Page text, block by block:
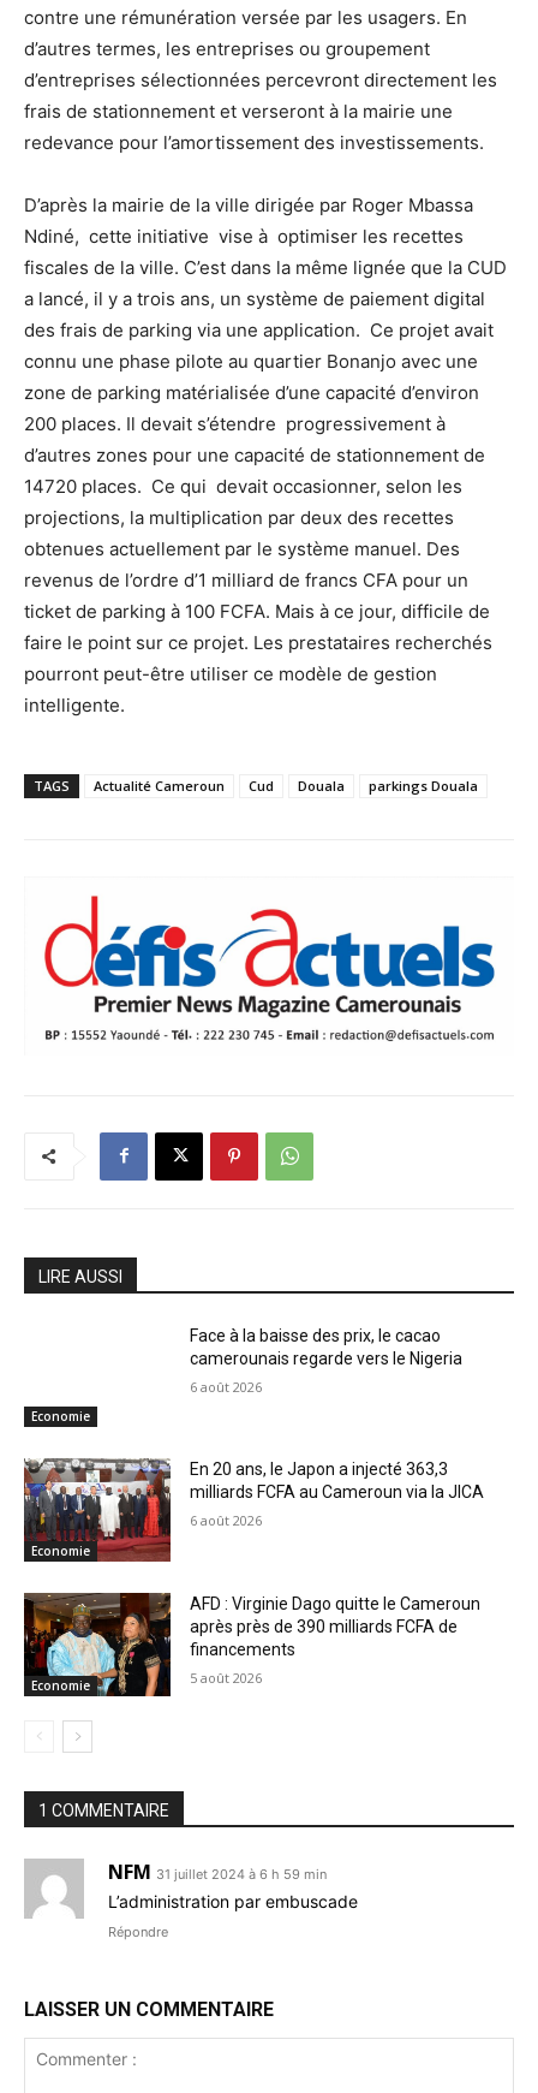
contre une rémunération versée par les usagers. En
d’autres termes, les entreprises ou groupement
d’entreprises sélectionnées percevront directement les
frais de stationnement et verseront à la mairie une
redevance pour l’amortissement des investissements.
D’après la mairie de la ville dirigée par Roger Mbassa
Ndiné, cette initiative vise à optimiser les recettes
fiscales de la ville. C’est dans la même lignée que la CUD
a lancé, il y a trois ans, un système de paiement digital
des frais de parking via une application. Ce projet avait
connu une phase pilote au quartier Bonanjo avec une
zone de parking matérialisée d’une capacité d’environ
200 places. Il devait s’étendre progressivement à
d’autres zones pour une capacité de stationnement de
14720 places. Ce qui devait occasionner, selon les
projections, la multiplication par deux des recettes
obtenues actuellement par le système manuel. Des
revenus de l’ordre d’1 milliard de francs CFA pour un
ticket de parking à 100 FCFA. Mais à ce jour, difficile de
faire le point sur ce projet. Les prestataires recherchés
pourront peut-être utiliser ce modèle de gestion
intelligente.
TAGS Actualité Cameroun Cud Douala parkings Douala
LIRE AUSSI
Economie
Face à la baisse des prix, le cacao
camerounais regarde vers le Nigeria
6 août 2026
Economie
En 20 ans, le Japon a injecté 363,3
milliards FCFA au Cameroun via la JICA
6 août 2026
Economie
AFD : Virginie Dago quitte le Cameroun
après près de 390 milliards FCFA de
financements
5 août 2026
1 COMMENTAIRE
NFM 31 juillet 2024 à 6 h 59 min
L’administration par embuscade
Répondre
LAISSER UN COMMENTAIRE